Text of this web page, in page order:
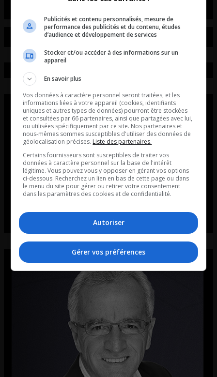
Publicités et contenu personnalisés, mesure de
performance des publicités et du contenu, études
d’audience et développement de services
Stocker et/ou accéder à des informations sur un
appareil
En savoir plus
Vos données à caractère personnel seront traitées, et les
informations liées à votre appareil (cookies, identifiants
uniques et autres types de données) pourront être stockées
et consultées par 66 partenaires, ainsi que partagées avec lui,
ou utilisées spécifiquement par ce site. Nos partenaires et
nous-mêmes sommes susceptibles d'utiliser des données de
géolocalisation précises. Liste des partenaires.
Certains fournisseurs sont susceptibles de traiter vos
données à caractère personnel sur la base de l'intérêt
légitime. Vous pouvez vous y opposer en gérant vos options
ci-dessous. Recherchez un lien en bas de cette page ou dans
le menu du site pour gérer ou retirer votre consentement
dans les paramètres des cookies et de confidentialité.
Autoriser
Gérer vos préférences